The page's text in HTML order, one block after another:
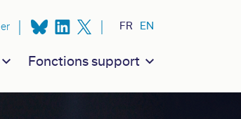
Fonctions support
FR EN